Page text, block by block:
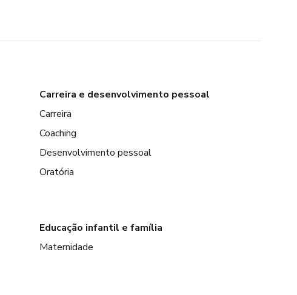
Carreira e desenvolvimento pessoal
Carreira
Coaching
Desenvolvimento pessoal
Oratória
Educação infantil e família
Maternidade